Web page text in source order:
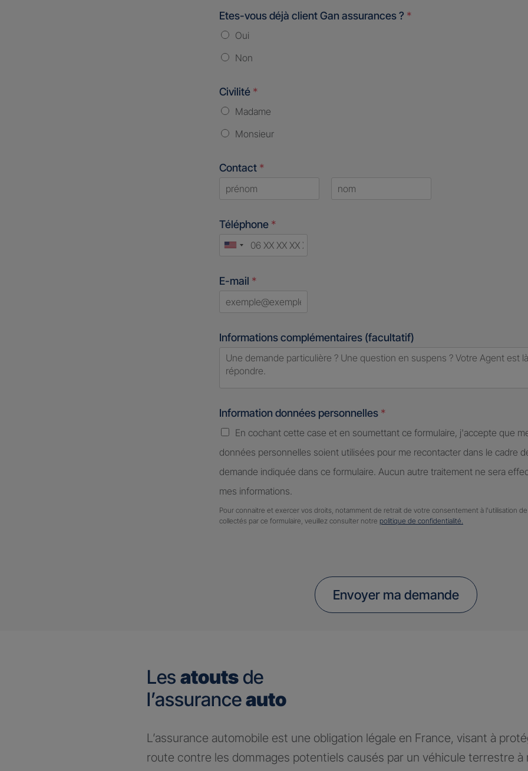
Etes-vous déjà client Gan assurances ? *
Oui
Non
Civilité *
Madame
Monsieur
Contact *
Téléphone *
United
E-mail *
Informations complémentaires (facultatif)
Information données personnelles *
En cochant cette case et en soumettant ce formulaire, j'accepte que
données personnelles soient utilisées pour me recontacter dans le cadre
demande indiquée dans ce formulaire. Aucun autre traitement ne sera
mes informations.
Pour connaitre et exercer vos droits, notamment de retrait de votre consentement à l'utilisation
collectés par ce formulaire, veuillez consulter notre politique de confidentialité.
Envoyer ma demande
Les atoutsde
l’assuranceauto
​L’assurance automobile est une obligation légale en France, visant à
route contre les dommages potentiels causés par un véhicule terrestre à